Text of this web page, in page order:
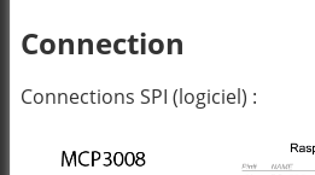
Connection
Connections SPI (logiciel) :